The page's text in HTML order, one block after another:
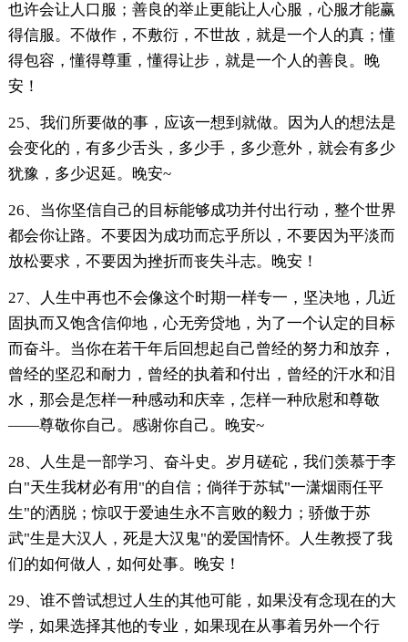
也许会让人口服；善良的举止更能让人心服，心服才能赢
得信服。不做作，不敷衍，不世故，就是一个人的真；懂
得包容，懂得尊重，懂得让步，就是一个人的善良。晚
安！
25、我们所要做的事，应该一想到就做。因为人的想法是
会变化的，有多少舌头，多少手，多少意外，就会有多少
犹豫，多少迟延。晚安~
26、当你坚信自己的目标能够成功并付出行动，整个世界
都会你让路。不要因为成功而忘乎所以，不要因为平淡而
放松要求，不要因为挫折而丧失斗志。晚安！
27、人生中再也不会像这个时期一样专一，坚决地，几近
固执而又饱含信仰地，心无旁贷地，为了一个认定的目标
而奋斗。当你在若干年后回想起自己曾经的努力和放弃，
曾经的坚忍和耐力，曾经的执着和付出，曾经的汗水和泪
水，那会是怎样一种感动和庆幸，怎样一种欣慰和尊敬
——尊敬你自己。感谢你自己。晚安~
28、人生是一部学习、奋斗史。岁月磋砣，我们羡慕于李
白"天生我材必有用"的自信；倘徉于苏轼"一潇烟雨任平
生"的洒脱；惊叹于爱迪生永不言败的毅力；骄傲于苏
武"生是大汉人，死是大汉鬼"的爱国情怀。人生教授了我
们的如何做人，如何处事。晚安！
29、谁不曾试想过人生的其他可能，如果没有念现在的大
学，如果选择其他的专业，如果现在从事着另外一个行